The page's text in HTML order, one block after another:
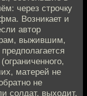
через строчку
Возникает и
автор
выжившим,
матерей не
не
солдат, выходит,